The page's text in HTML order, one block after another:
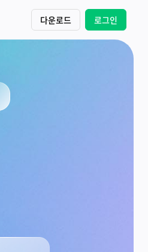
다운로드 로그인